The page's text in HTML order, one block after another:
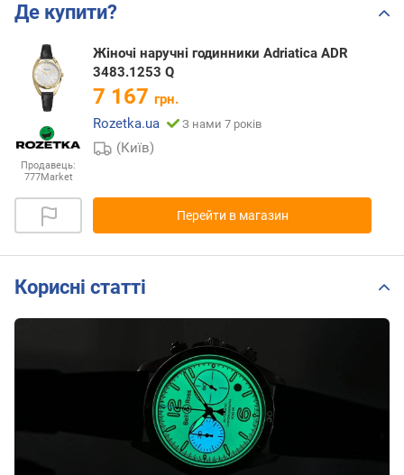
Де купити?
Продавець:
777Market
Жіночі наручні годинники Adriatica ADR
3483.1253 Q
7 167 грн.
Rozetka.ua
З нами 7 років
(Київ)
Перейти в магазин
Корисні статті